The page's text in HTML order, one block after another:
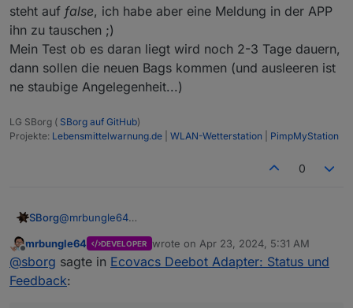
steht auf false, ich habe aber eine Meldung in der APP
ihn zu tauschen ;)
Mein Test ob es daran liegt wird noch 2-3 Tage dauern,
dann sollen die neuen Bags kommen (und ausleeren ist
ne staubige Angelegenheit...)
LG SBorg ( SBorg auf GitHub)
Projekte: Lebensmittelwarnung.de WLAN-Wetterstation PimpMyStation
0
SBorg@mrbungle64
Eventuell "Dust Bag Full" ?
ecovacs-
deebot.0.info.autoEmptyStation.dustBagFull
Offline
mrbungle64 DEVELOPER wrote on Apr 23, 2024, 5:31 AM
last edited by
@sborg sagte in Ecovacs Deebot Adapter: Status und
Feedback: